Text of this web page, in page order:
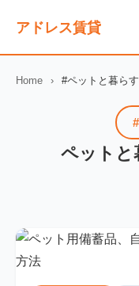
アドレス賃貸
Home › #ペットと暮らす
ペットと